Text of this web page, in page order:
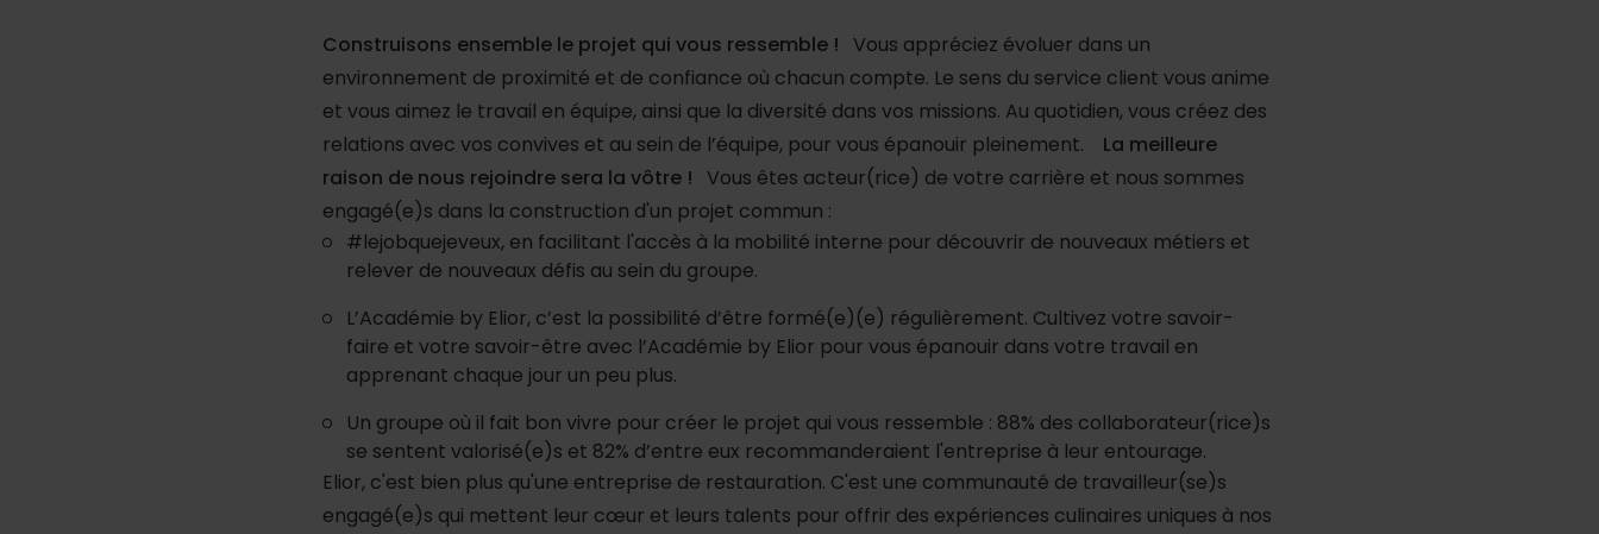
Construisons ensemble le projet qui vous ressemble ! Vous appréciez évoluer dans un
environnement de proximité et de confiance où chacun compte. Le sens du service client vous anime
et vous aimez le travail en équipe, ainsi que la diversité dans vos missions. Au quotidien, vous créez des
relations avec vos convives et au sein de l’équipe, pour vous épanouir pleinement. La meilleure
raison de nous rejoindre sera la vôtre ! Vous êtes acteur(rice) de votre carrière et nous sommes
engagé(e)s dans la construction d'un projet commun :
#lejobquejeveux, en facilitant l'accès à la mobilité interne pour découvrir de nouveaux métiers et
relever de nouveaux défis au sein du groupe.
L’Académie by Elior, c’est la possibilité d’être formé(e)(e) régulièrement. Cultivez votre savoir-
faire et votre savoir-être avec l’Académie by Elior pour vous épanouir dans votre travail en
apprenant chaque jour un peu plus.
Un groupe où il fait bon vivre pour créer le projet qui vous ressemble : 88% des collaborateur(rice)s
se sentent valorisé(e)s et 82% d’entre eux recommanderaient l'entreprise à leur entourage.
Elior, c'est bien plus qu'une entreprise de restauration. C'est une communauté de travailleur(se)s
engagé(e)s qui mettent leur cœur et leurs talents pour offrir des expériences culinaires uniques à nos